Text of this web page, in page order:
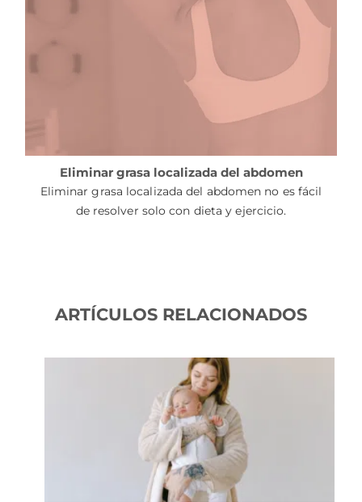
Eliminar grasa localizada del abdomen
Eliminar grasa localizada del abdomen no es fácil
de resolver solo con dieta y ejercicio.
ARTÍCULOS RELACIONADOS